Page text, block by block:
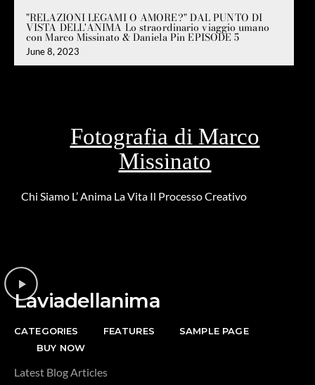
"RELAZIONI LEGAMI O AMORE?" DAL PUNTO DI
VISTA DELL'ANIMA Lo straordinario viaggio umano
con Marco Missinato & Daniela Pin EPISODE 5
June 8, 2023
Fotografia di Marco
Missinato
Chi Siamo L’ Anima La Vita Il Processo Creativo
Laviadellanima
CATEGORIES FEATURES
SAMPLE PAGE
BUY NOW
Latest Blog Articles